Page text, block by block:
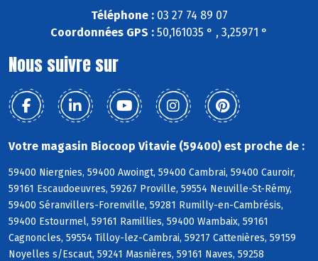
Téléphone :03 27 74 89 07
Coordonnées GPS : 50,161035 ° , 3,25971 °
Nous suivre sur
Votre magasin Biocoop Vitavie (59400) est proche de :
59400 Niergnies, 59400 Awoingt, 59400 Cambrai, 59400 Cauroir,
59161 Escaudoeuvres, 59267 Proville, 59554 Neuville-St-Rémy,
59400 Séranvillers-Forenville, 59281 Rumilly-en-Cambrésis,
59400 Estourmel, 59161 Ramillies, 59400 Wambaix, 59161
Cagnoncles, 59554 Tilloy-lez-Cambrai, 59217 Cattenières, 59159
Noyelles s/Escaut, 59241 Masnières, 59161 Naves, 59258